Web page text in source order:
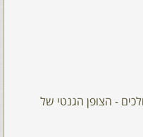
- הצופן הגנטי של